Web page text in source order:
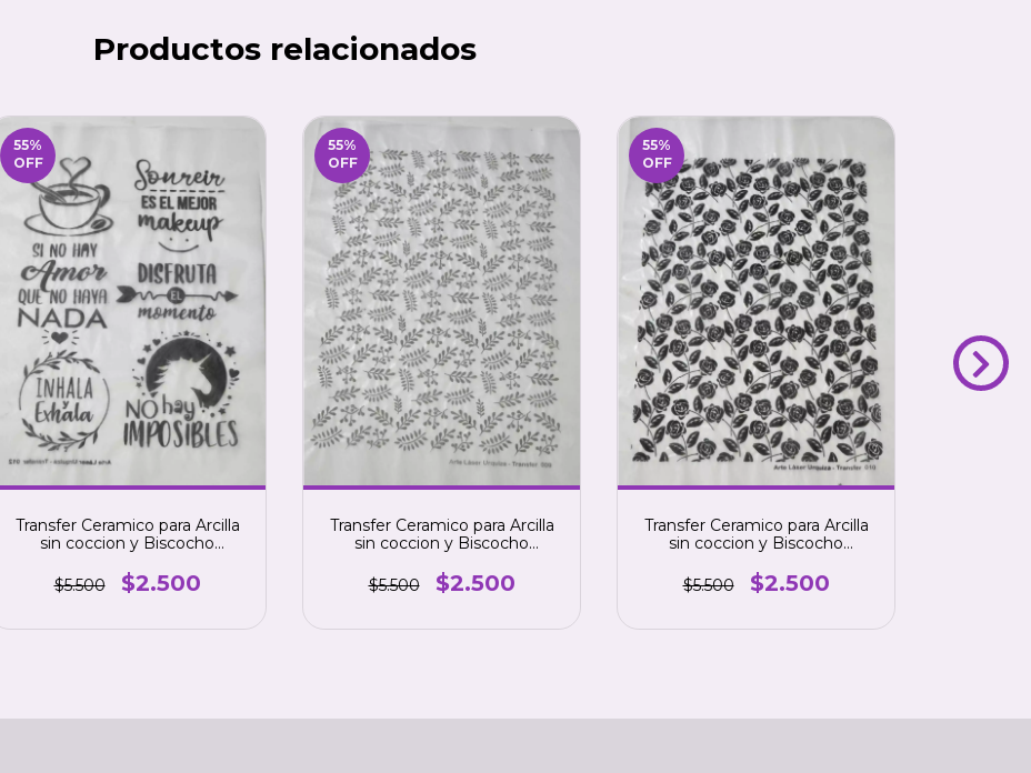
Productos relacionados
55%
OFF
Transfer Ceramico para Arcilla
sin coccion y Biscocho
numero 12
$5.500 $2.500
55%
OFF
Transfer Ceramico para Arcilla
sin coccion y Biscocho
numero 9
$5.500 $2.500
55%
OFF
Transfer Ceramico para Arcilla
sin coccion y Biscocho
numero 10
$5.500 $2.500